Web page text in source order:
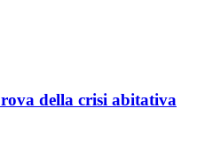
della crisi abitativa